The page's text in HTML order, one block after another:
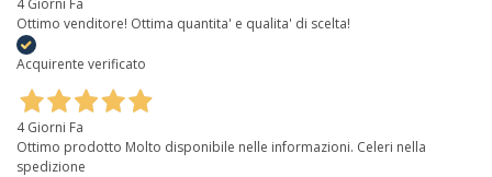
Ottimo venditore! Ottima quantita' e qualita' di scelta!
Acquirente verificato
4 Giorni Fa
Ottimo prodotto Molto disponibile nelle informazioni. Celeri nella
spedizione